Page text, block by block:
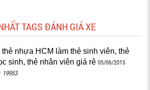
TAGS ĐÁNH GIÁ XE
thẻ nhựa HCM làm thẻ sinh viên, thẻ
sinh, thẻ nhân viên giá rẻ 05/06/2015
19953